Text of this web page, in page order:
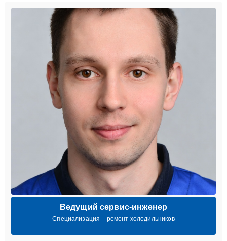
Ведущий сервис-инженер
Специализация – ремонт холодильников